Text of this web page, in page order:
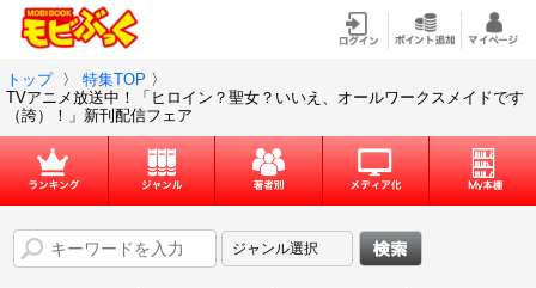
トップ 〉 特集TOP 〉
TVアニメ放送中！「ヒロイン？聖女？いいえ、オールワークスメイドです
（誇）！」新刊配信フェア